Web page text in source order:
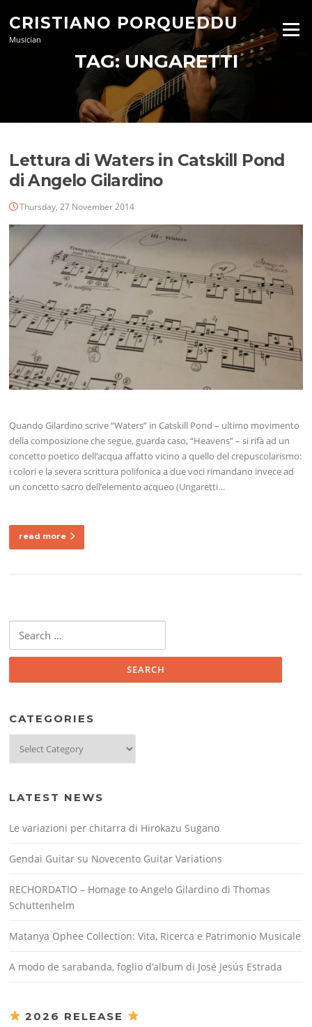
content
CRISTIANO PORQUEDDU
Musician
Menu
TAG: UNGARETTI
Lettura di Waters in Catskill Pond
di Angelo Gilardino
Thursday, 27 November 2014
Quando Gilardino scrive “Waters” in Catskill Pond – ultimo movimento
della composizione che segue, guarda caso, “Heavens” – si rifà ad un
concetto poetico dell’acqua affatto vicino a quello del crepuscolarismo:
i colori e la severa scrittura polifonica a due voci rimandano invece ad
un concetto sacro dell’elemento acqueo (Ungaretti…
read more
for:
CATEGORIES
LATEST NEWS
Le variazioni per chitarra di Hirokazu Sugano
Gendai Guitar su Novecento Guitar Variations
RECHORDATIO – Homage to Angelo Gilardino di Thomas
Schuttenhelm
Matanya Ophee Collection: Vita, Ricerca e Patrimonio Musicale
A modo de sarabanda, foglio d’album di José Jesús Estrada
2026 RELEASE